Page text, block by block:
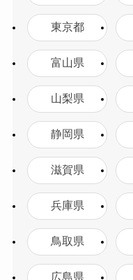
東京都
富山県
山梨県
静岡県
滋賀県
兵庫県
鳥取県
広島県